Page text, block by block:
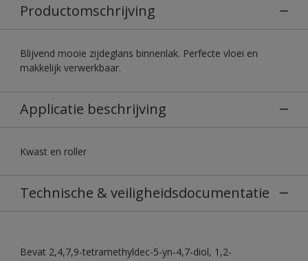
Productomschrijving
Blijvend mooie zijdeglans binnenlak. Perfecte vloei en
makkelijk verwerkbaar.
Applicatie beschrijving
Kwast en roller
Technische & veiligheidsdocumentatie
Bevat 2,4,7,9-tetramethyldec-5-yn-4,7-diol, 1,2-